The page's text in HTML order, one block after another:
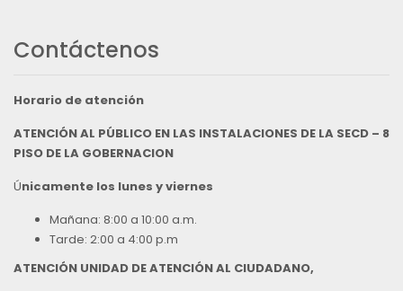
Contáctenos
Horario de atención
ATENCIÓN AL PÚBLICO EN LAS INSTALACIONES DE LA SECD – 8
PISO DE LA GOBERNACION
Únicamente los lunes y viernes
Mañana: 8:00 a 10:00 a.m.
Tarde: 2:00 a 4:00 p.m
ATENCIÓN UNIDAD DE ATENCIÓN AL CIUDADANO,